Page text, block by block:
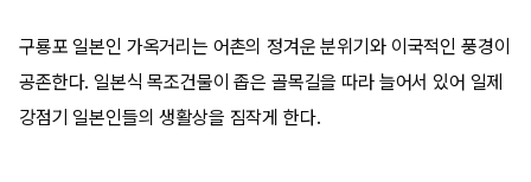
구룡포 일본인 가옥거리는 어촌의 정겨운 분위기와 이국적인 풍경이
공존한다. 일본식 목조건물이 좁은 골목길을 따라 늘어서 있어 일제
강점기 일본인들의 생활상을 짐작게 한다.